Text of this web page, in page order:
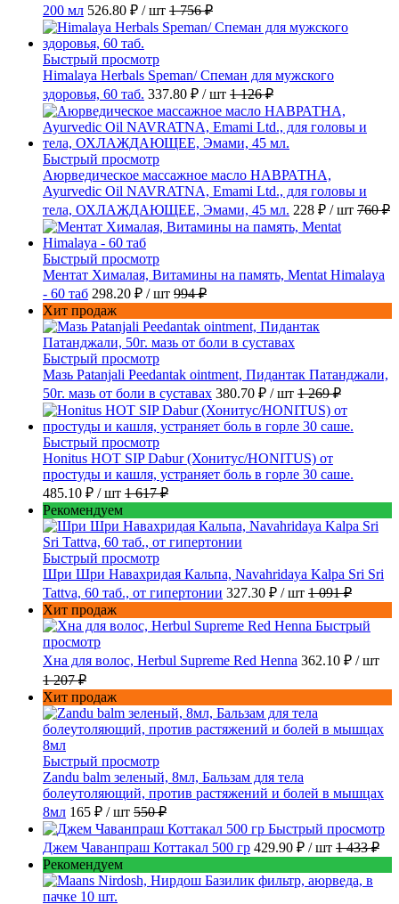
200 мл 526.80 ₽ / шт 1 756 ₽
Быстрый просмотр
Himalaya Herbals Speman/ Спеман для мужского
здоровья, 60 таб. 337.80 ₽ / шт 1 126 ₽
Быстрый просмотр
Аюрведическое массажное масло НАВРАТНА,
Ayurvedic Oil NAVRATNA, Emami Ltd., для головы и
тела, ОХЛАЖДАЮЩЕЕ, Эмами, 45 мл. 228 ₽ / шт 760 ₽
Быстрый просмотр
Ментат Хималая, Витамины на память, Mentat Himalaya
- 60 таб 298.20 ₽ / шт 994 ₽
Хит продаж
Быстрый просмотр
Мазь Patanjali Peedantak ointment, Пидантак Патанджали,
50г. мазь от боли в суставах 380.70 ₽ / шт 1 269 ₽
Быстрый просмотр
Honitus HOT SIP Dabur (Хонитус/HONITUS) от
простуды и кашля, устраняет боль в горле 30 саше.
485.10 ₽ / шт 1 617 ₽
Рекомендуем
Быстрый просмотр
Шри Шри Навахридая Кальпа, Navahridaya Kalpa Sri Sri
Tattva, 60 таб., от гипертонии 327.30 ₽ / шт 1 091 ₽
Хит продаж
Быстрый
просмотр
Хна для волос, Herbul Supreme Red Henna 362.10 ₽ / шт
1 207 ₽
Хит продаж
Быстрый просмотр
Zandu balm зеленый, 8мл, Бальзам для тела
болеутоляющий, против растяжений и болей в мышцах
8мл 165 ₽ / шт 550 ₽
Быстрый просмотр
Джем Чаванпраш Коттакал 500 гр 429.90 ₽ / шт 1 433 ₽
Рекомендуем